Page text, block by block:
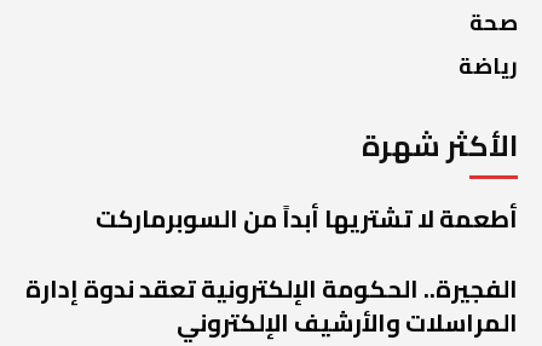
صحة
رياضة
الأكثر شهرة
أطعمة لا تشتريها أبداً من السوبرماركت
الفجيرة.. الحكومة الإلكترونية تعقد ندوة إدارة
المراسلات والأرشيف الإلكتروني